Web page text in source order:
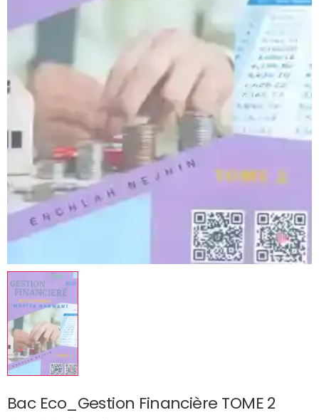
Bac Eco_Gestion Financière TOME 2